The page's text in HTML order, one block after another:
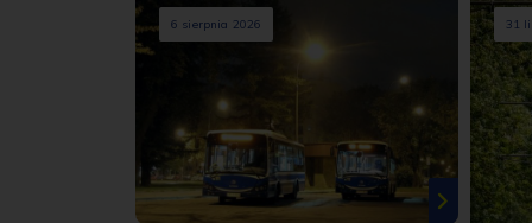
6 sierpnia 2026 31